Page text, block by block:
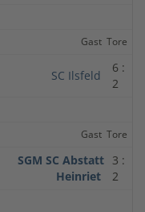
Gast Tore
SC Ilsfeld
6 :
2
Gast Tore
SGM SC Abstatt
Heinriet
3 :
2